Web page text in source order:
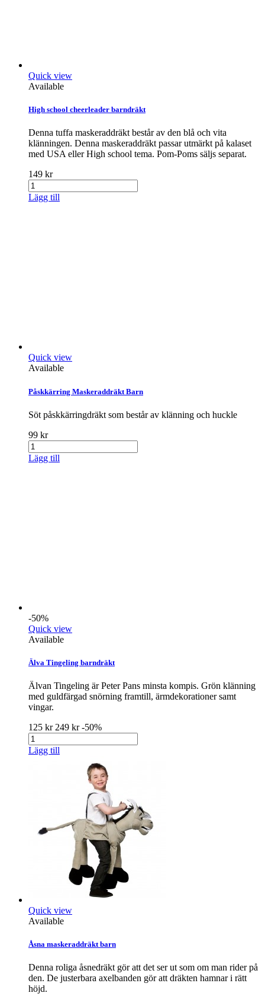
Quick view
Available
High school cheerleader barndräkt
Denna tuffa maskeraddräkt består av den blå och vita
klänningen. Denna maskeraddräkt passar utmärkt på kalaset
med USA eller High school tema. Pom-Poms säljs separat.
149 kr
Lägg till
Quick view
Available
Påskkärring Maskeraddräkt Barn
Söt påskkärringdräkt som består av klänning och huckle
99 kr
Lägg till
-50%
Quick view
Available
Älva Tingeling barndräkt
Älvan Tingeling är Peter Pans minsta kompis. Grön klänning
med guldfärgad snörning framtill, ärmdekorationer samt
vingar.
125 kr 249 kr-50%
Lägg till
Quick view
Available
Åsna maskeraddräkt barn
Denna roliga åsnedräkt gör att det ser ut som om man rider på
den. De justerbara axelbanden gör att dräkten hamnar i rätt
höjd.